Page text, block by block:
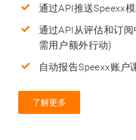
通过API推送Speexx
通过API从评估和订
需用户额外行动)
自动报告Speexx账户
了解更多